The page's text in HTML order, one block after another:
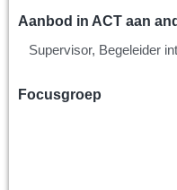
Aanbod in ACT aan
Supervisor, Begeleider
Focusgroep